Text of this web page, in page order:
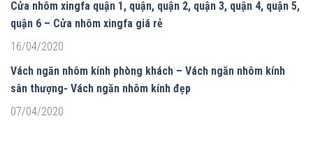
Cửa nhôm xingfa quận 1, quận, quận 2, quận 3, quận 4, quận 5,
quận 6 – Cửa nhôm xingfa giá rẻ
16/04/2020
Vách ngăn nhôm kính phòng khách – Vách ngăn nhôm kính
sân thượng- Vách ngăn nhôm kính đẹp
07/04/2020